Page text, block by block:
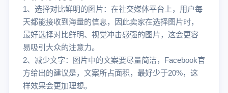
1、选择对比鲜明的图片：在社交媒体平台上，用户每
天都能接收到海量的信息，因此卖家在选择图片时，
最好选择对比鲜明、视觉冲击感强的图片，这会更容
易吸引大众的注意力。
2、减少文字：图片中的文案要尽量简洁，Facebook官
方给出的建议是，文案所占面积，最好少于20%，这
样效果会更加理想。